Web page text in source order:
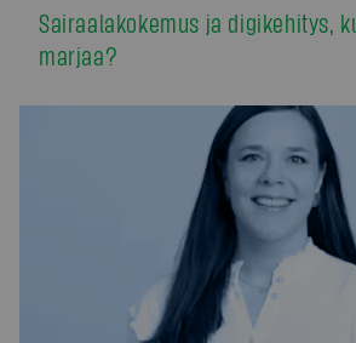
Sairaalakokemus ja digikehitys,
marjaa?